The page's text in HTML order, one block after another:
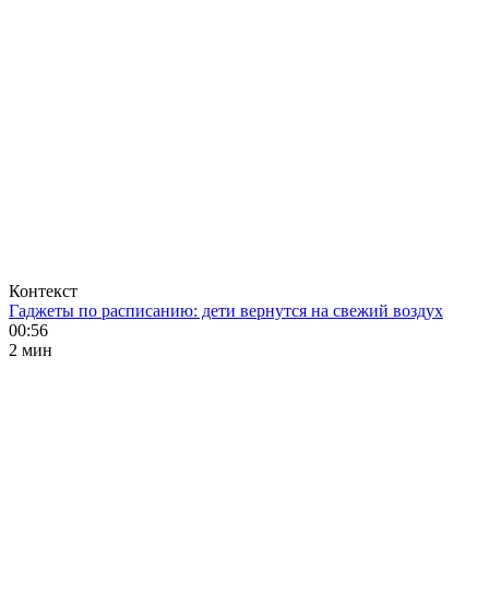
Контекст
Гаджеты по расписанию: дети вернутся на свежий воздух
00:56
2 мин